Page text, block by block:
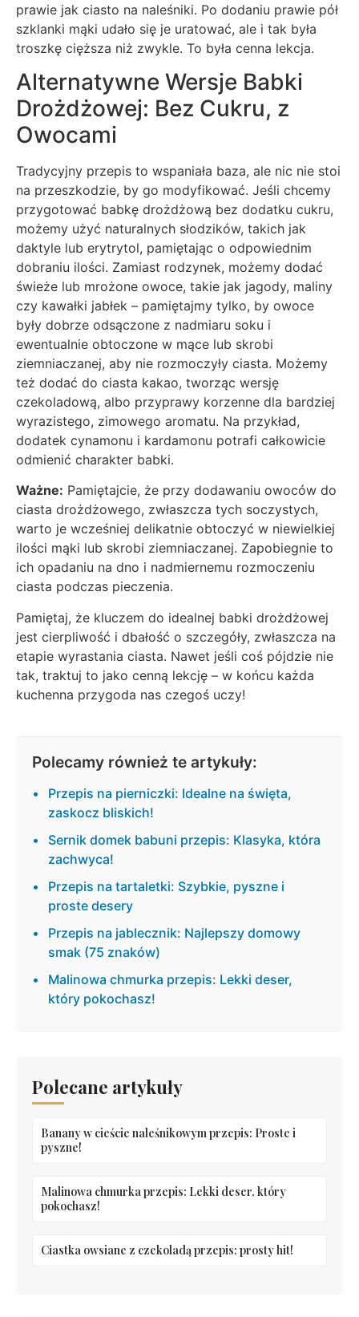
prawie jak ciasto na naleśniki. Po dodaniu prawie pół
szklanki mąki udało się je uratować, ale i tak była
troszkę cięższa niż zwykle. To była cenna lekcja.
Alternatywne Wersje Babki
Drożdżowej: Bez Cukru, z
Owocami
Tradycyjny przepis to wspaniała baza, ale nic nie stoi
na przeszkodzie, by go modyfikować. Jeśli chcemy
przygotować babkę drożdżową bez dodatku cukru,
możemy użyć naturalnych słodzików, takich jak
daktyle lub erytrytol, pamiętając o odpowiednim
dobraniu ilości. Zamiast rodzynek, możemy dodać
świeże lub mrożone owoce, takie jak jagody, maliny
czy kawałki jabłek – pamiętajmy tylko, by owoce
były dobrze odsączone z nadmiaru soku i
ewentualnie obtoczone w mące lub skrobi
ziemniaczanej, aby nie rozmoczyły ciasta. Możemy
też dodać do ciasta kakao, tworząc wersję
czekoladową, albo przyprawy korzenne dla bardziej
wyrazistego, zimowego aromatu. Na przykład,
dodatek cynamonu i kardamonu potrafi całkowicie
odmienić charakter babki.
Ważne: Pamiętajcie, że przy dodawaniu owoców do
ciasta drożdżowego, zwłaszcza tych soczystych,
warto je wcześniej delikatnie obtoczyć w niewielkiej
ilości mąki lub skrobi ziemniaczanej. Zapobiegnie to
ich opadaniu na dno i nadmiernemu rozmoczeniu
ciasta podczas pieczenia.
Pamiętaj, że kluczem do idealnej babki drożdżowej
jest cierpliwość i dbałość o szczegóły, zwłaszcza na
etapie wyrastania ciasta. Nawet jeśli coś pójdzie nie
tak, traktuj to jako cenną lekcję – w końcu każda
kuchenna przygoda nas czegoś uczy!
Polecamy również te artykuły:
Przepis na pierniczki: Idealne na święta,
zaskocz bliskich!
Sernik domek babuni przepis: Klasyka, która
zachwyca!
Przepis na tartaletki: Szybkie, pyszne i
proste desery
Przepis na jablecznik: Najlepszy domowy
smak (75 znaków)
Malinowa chmurka przepis: Lekki deser,
który pokochasz!
Polecane artykuły
Banany w cieście naleśnikowym przepis: Proste i
pyszne!
Malinowa chmurka przepis: Lekki deser, który
pokochasz!
Ciastka owsiane z czekoladą przepis: prosty hit!